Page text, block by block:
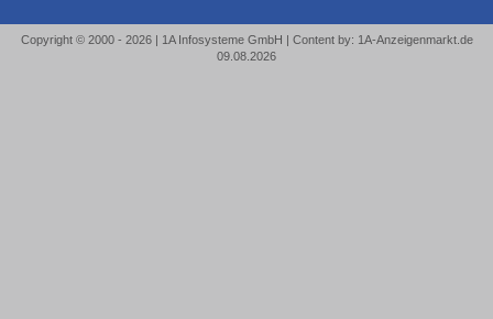
Copyright © 2000 - 2026 | 1A Infosysteme GmbH | Content by: 1A-Anzeigenmarkt.de
09.08.2026